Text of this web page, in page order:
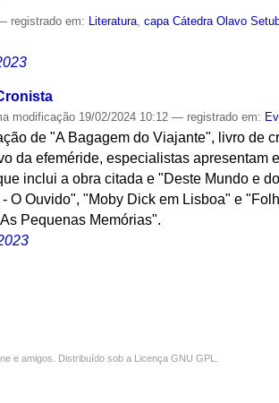
registrado em: Literatura ,capa Cátedra Olavo
modificação 19/02/2024 10:12— registrado em:
de "A Bagagem do Viajante", livro de
da efeméride, especialistas apresentam
inclui a obra citada e "Deste Mundo e
Ouvido", "Moby Dick em Lisboa" e
Pequenas Memórias".
e amigos. Distribuído sob a Licença GNU GPL